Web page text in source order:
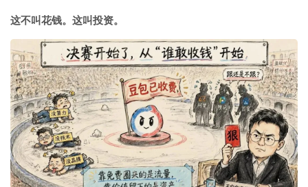
这不叫花钱。这叫投资。